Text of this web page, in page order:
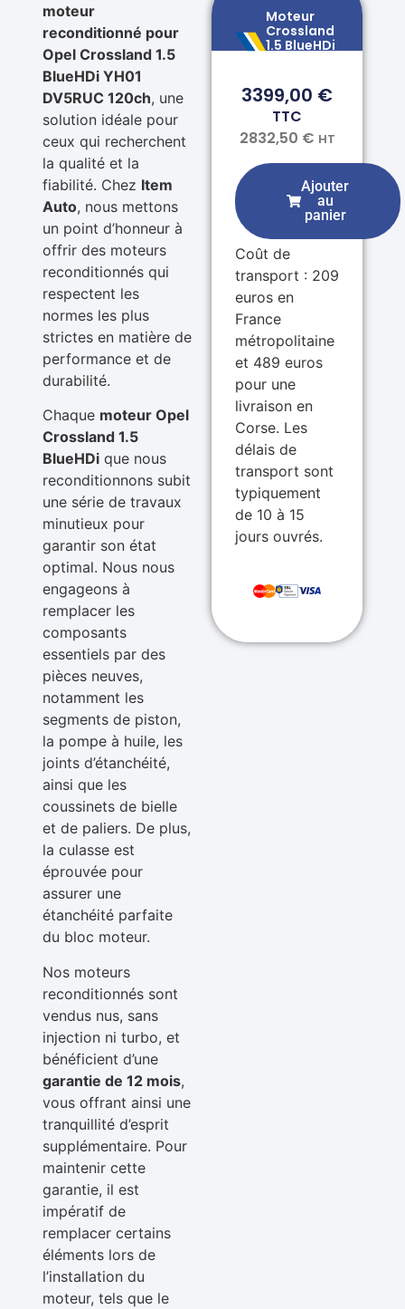
moteur
reconditionné pour
Opel Crossland 1.5
BlueHDi YH01
DV5RUC 120ch, une
solution idéale pour
ceux qui recherchent
la qualité et la
fiabilité. Chez Item
Auto, nous mettons
un point d’honneur à
offrir des moteurs
reconditionnés qui
respectent les
normes les plus
strictes en matière de
performance et de
durabilité.
Chaque moteur Opel
Crossland 1.5
BlueHDique nous
reconditionnons subit
une série de travaux
minutieux pour
garantir son état
optimal. Nous nous
engageons à
remplacer les
composants
essentiels par des
pièces neuves,
notamment les
segments de piston,
la pompe à huile, les
joints d’étanchéité,
ainsi que les
coussinets de bielle
et de paliers. De plus,
la culasse est
éprouvée pour
assurer une
étanchéité parfaite
du bloc moteur.
Nos moteurs
reconditionnés sont
vendus nus, sans
injection ni turbo, et
bénéficient d’une
garantie de 12 mois,
vous offrant ainsi une
tranquillité d’esprit
supplémentaire. Pour
maintenir cette
garantie, il est
impératif de
remplacer certains
éléments lors de
l’installation du
moteur, tels que le
Moteur
Crossland
1.5 BlueHDi
3399,00 €
TTC
2832,50 € HT
Ajouter
au
panier
Coût de
transport : 209
euros en
France
métropolitaine
et 489 euros
pour une
livraison en
Corse. Les
délais de
transport sont
typiquement
de 10 à 15
jours ouvrés.